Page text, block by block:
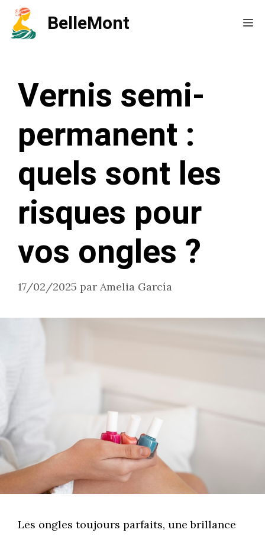
Aller
BelleMont
Vernis semi-
permanent :
quels sont les
risques pour
vos ongles ?
17/02/2025 par Amelia García
Les ongles toujours parfaits, une brillance